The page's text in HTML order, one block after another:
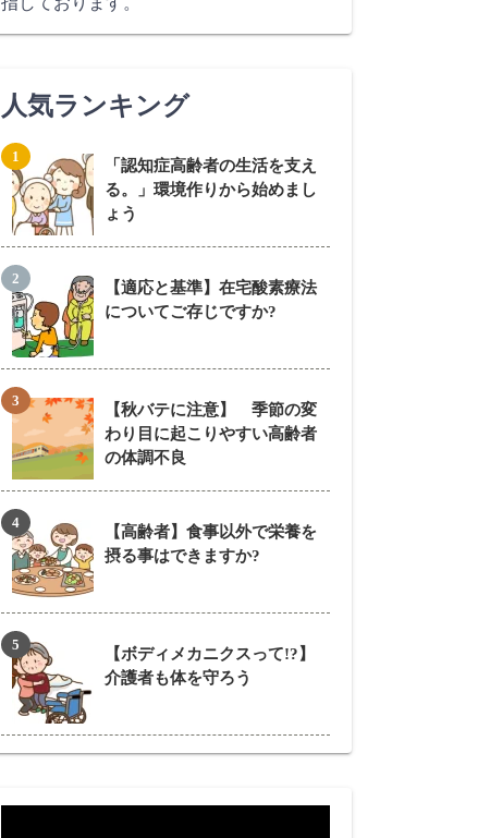
人気ランキング
「認知症高齢者の生活を支え
る。」環境作りから始めまし
ょう
【適応と基準】在宅酸素療法
についてご存じですか?
【秋バテに注意】 季節の変
わり目に起こりやすい高齢者
の体調不良
【高齢者】食事以外で栄養を
摂る事はできますか?
【ボディメカニクスって!?】
介護者も体を守ろう